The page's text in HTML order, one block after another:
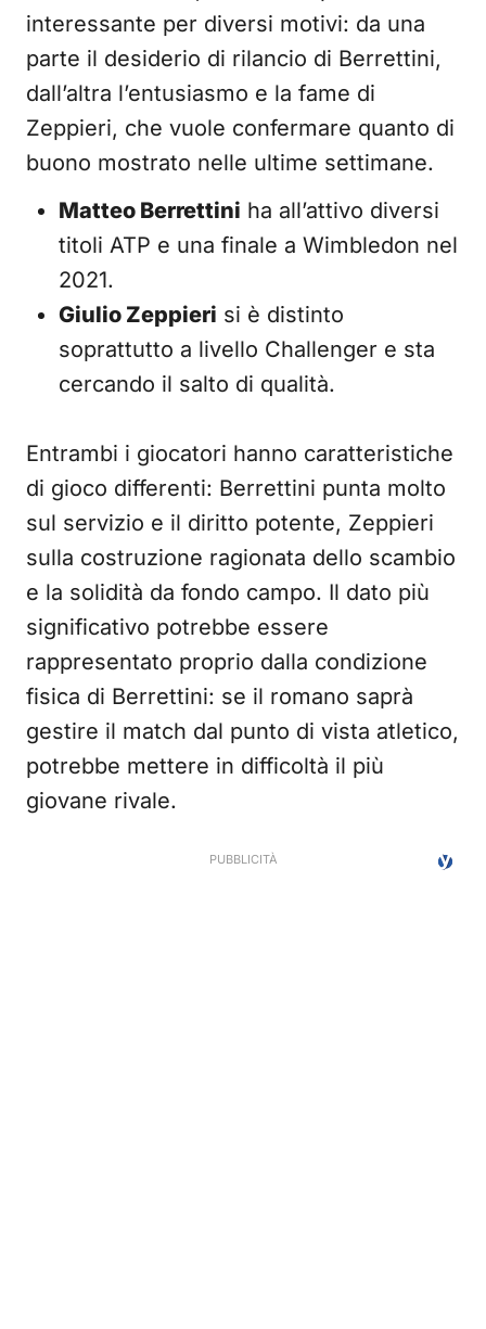
interessante per diversi motivi: da una
parte il desiderio di rilancio di Berrettini,
dall’altra l’entusiasmo e la fame di
Zeppieri, che vuole confermare quanto di
buono mostrato nelle ultime settimane.
Matteo Berrettini ha all’attivo diversi
titoli ATP e una finale a Wimbledon nel
2021.
Giulio Zeppieri si è distinto
soprattutto a livello Challenger e sta
cercando il salto di qualità.
Entrambi i giocatori hanno caratteristiche
di gioco differenti: Berrettini punta molto
sul servizio e il diritto potente, Zeppieri
sulla costruzione ragionata dello scambio
e la solidità da fondo campo. Il dato più
significativo potrebbe essere
rappresentato proprio dalla condizione
fisica di Berrettini: se il romano saprà
gestire il match dal punto di vista atletico,
potrebbe mettere in difficoltà il più
giovane rivale.